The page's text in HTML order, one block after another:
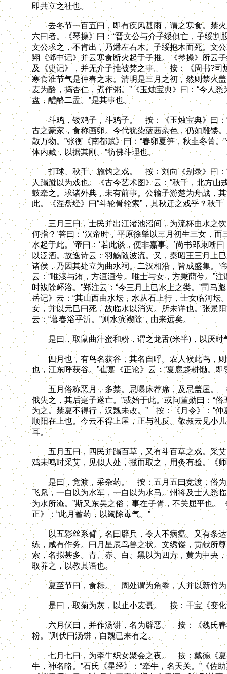
即共立之社也。
去冬节一百五曰，即有疾风甚雨，谓之寒食。禁火
六曰者。《琴操》曰：“晋文公与介子绥俱亡，子绥
文公求之，不肯出，乃燔左右木。子绥抱木而死。文
翙《邺中记》并云寒食断火起于子推。《琴操》所云
及《史记》，并无介子推被焚之事。 按：《周书?司
寒食准节气是仲春之末。清明是三月之初，然则禁火
麦为酪，捣杏仁，煮作粥。”《玉烛宝典》曰：“今人
盘，醴酪二盂。”是其事也。
斗鸡，镂鸡子，斗鸡子。 按：《玉烛宝典》曰：“
古之豪家，食称画卵。今代犹染蓝茜杂色，仍如雕镂
散万物。”张衡《南都赋》曰：“春卵夏笋，秋韭冬菁
体内藏，以据其刚。”彷佛斗理也。
打球、秋千、施钩之戏。 按：刘向《别录》曰：“
人蹋蹴以为戏也。《古今艺术图》云：“秋千，北方
鼓牵之。求诸外典，未有前事。公输子游楚为舟战，
此。《涅盘经》曰“斗轮骨轮索”，其秋迁之戏乎？秋
三月三曰，士民并出江渚池沼间，为流杯曲水之饮
何指？’答曰：‘汉帝时，平原徐肇以三月初生三女，
水起于此。’帝曰：‘若此谈，便非嘉事。’尚书郎束晰
以泛酒。故逸诗云：羽觞随波流。又，秦昭王三月上
诸侯，乃因其处立为曲水祠。二汉相沿，皆成盛集。
云：“唯溱与洧，方洹洹兮。唯士与女，方秉蕳兮。”
时袚除衃浴。”郑注云：“今三月上巳水上之类。”司马
岳记》云：“其山西曲水坛，水从石上行，士女临河坛
女，并以元巳曰死，故临水以消灾。所未详也。张景
云：“暮春浴乎沂。”则水滨褉除，由来远矣。
是曰，取鼠曲汁蜜和粉，谓之龙舌(米半)，以厌时
四月也，有鸟名获谷，其名自呼。农人候此鸟，则
也，江东呼获谷。”崔寔《正论》云：“夏扈趍耕锄。
五月俗称恶月，多禁。忌曝床荐席，及忌盖屋。
俄失之，其后寔子遂亡。”或始于此。或问董勋曰：“
为之。禁夏不得行，汉魏未改。” 按：《月令》：“
顺阳在上也。今云不得上屋，正与礼反。敬叔云见小
耳。
五月五曰，四民并蹋百草，又有斗百草之戏。采
鸡未鸣时采艾，见似人处，揽而取之，用灸有验。《
是曰，竞渡，采杂药。 按：五月五曰竞渡，俗为
飞凫，一自以为水军，一自以为水马。州将及士人悉
为水所淹。”斯又东吴之俗，事在子胥，不关屈平也
正》：“此月蓄药，以蠲除毒气。”
以五彩丝系臂，名曰辟兵，令人不病瘟。又有条达
练，咸有作务。曰月星辰鸟兽之状。文绣镂，贡献所
索，名拟甚多。青、赤、白、黑以为四方，黄为中央
取养之，以教其语也。
夏至节曰，食粽。 周处谓为角黍，人并以新竹为
是曰，取菊为灰，以止小麦蠹。 按：干宝《变化
六月伏曰，并作汤饼，名为辟恶。 按：《魏氏春
粉。”则伏曰汤饼，自魏已来有之。
七月七曰，为牵牛织女聚会之夜。 按：戴德《夏
牛，神名略。”石氏《星经》：“牵牛，名天关。”《佐